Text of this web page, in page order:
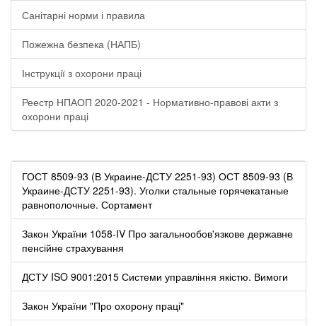
Санітарні норми і правила
Пожежна безпека (НАПБ)
Інструкції з охорони праці
Реестр НПАОП 2020-2021 - Нормативно-правові акти з
охорони праці
ГОСТ 8509-93 (В Украине-ДСТУ 2251-93) ОСТ 8509-93 (В
Украине-ДСТУ 2251-93). Уголки стальные горячекатаные
равнополочные. Сортамент
Закон України 1058-IV Про загальнообов'язкове державне
пенсійне страхування
ДСТУ ISO 9001:2015 Системи управління якістю. Вимоги
Закон України "Про охорону праці"